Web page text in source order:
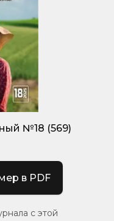
№18 (569)
в PDF
с этой